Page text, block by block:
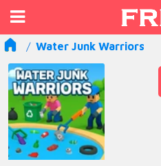
Water Junk Warriors